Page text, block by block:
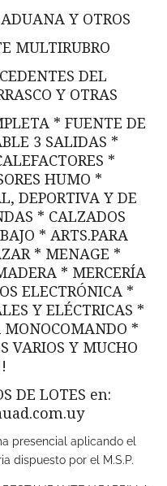
Y OTROS
MULTIRUBRO
DEL
Y OTRAS
* FUENTE DE
3 SALIDAS *
*
HUMO *
DEPORTIVA Y DE
* CALZADOS
* ARTS.PARA
* MENAGE *
* MERCERÍA
ELECTRÓNICA *
Y ELÉCTRICAS *
MONOCOMANDO *
VARIOS Y MUCHO
DE LOTES en:
presencial aplicando el
dispuesto por el M.S.P.